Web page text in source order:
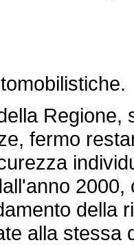
Regione,
fermo
della
alla stessa